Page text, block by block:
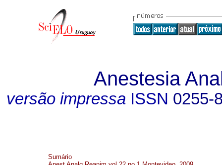
Anestesia
versão impressa ISSN 0255-
Sumário